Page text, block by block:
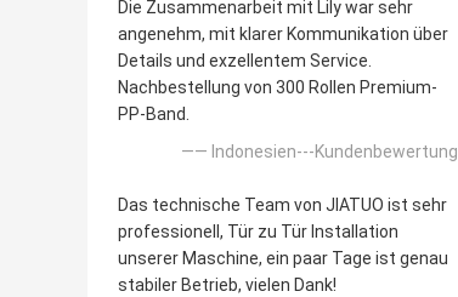
Die Zusammenarbeit mit Lily war sehr
angenehm, mit klarer Kommunikation über
Details und exzellentem Service.
Nachbestellung von 300 Rollen Premium-
PP-Band.
—— Indonesien---Kundenbewertung
Das technische Team von JIATUO ist sehr
professionell, Tür zu Tür Installation
unserer Maschine, ein paar Tage ist genau
stabiler Betrieb, vielen Dank!